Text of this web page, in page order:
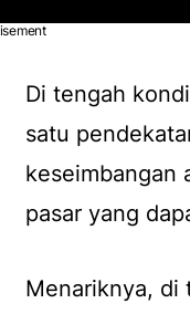
Di tengah
satu
keseimbangan
pasar yang
Menariknya, di